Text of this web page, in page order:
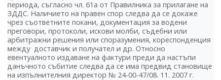
периода, съгласно чл. 61а от Правилника за прилагане на
ЗДДС. Наличието на правен спор следва да се докаже
чрез съответните покани, документация за водени
преговори, протоколи, искови молби, съдебни или
арбитражни решения или споразумения, кореспонденция
между доставчик и получател и др. Относно
евентуалното издаване на фактури преди да настъпи
данъчното събитие следва да се има предвид становище
на изпълнителния директор № 24-00-47/08. 11. 2007 г.